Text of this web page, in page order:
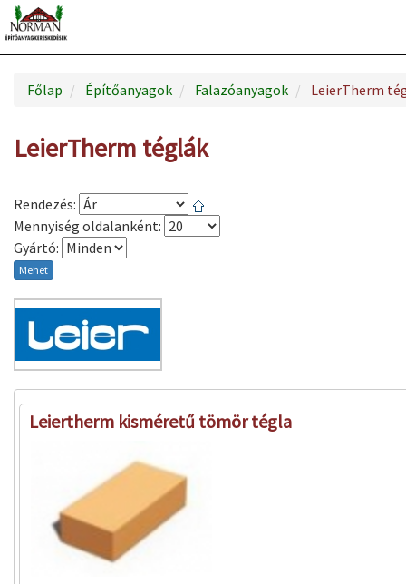
Főlap Építőanyagok Falazóanyagok LeierTherm
LeierTherm téglák
Rendezés:
Mennyiség oldalanként:
Gyártó:
Mehet
Leiertherm kisméretű tömör tégla